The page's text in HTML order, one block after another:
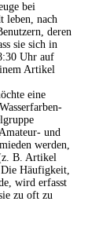
bei
leben, nach
deren
sie sich in
Uhr auf
Artikel
eine
und
werden,
B. Artikel
Die Häufigkeit,
wird erfasst
zu oft zu